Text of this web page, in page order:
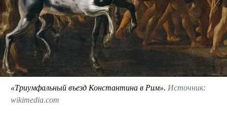
«Триумфальный въезд Константина в Рим». Источник:
wikimedia.com